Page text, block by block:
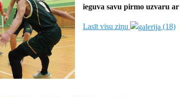
ieguva savu pirmo uzvaru
Lasīt visu ziņu (18)